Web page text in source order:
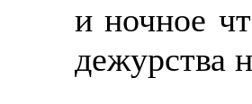
и ночное
дежурства